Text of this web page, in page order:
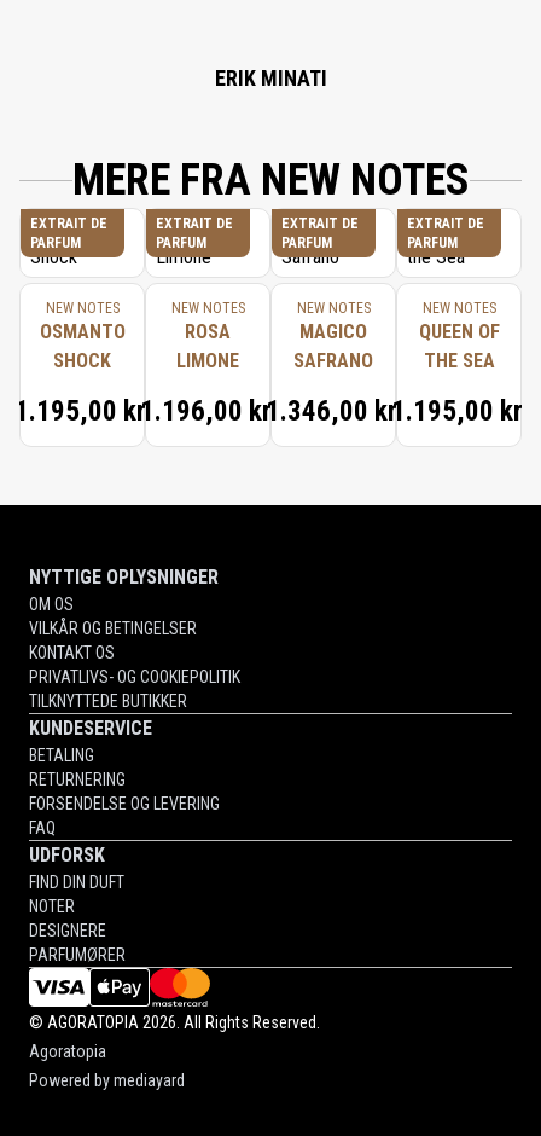
ERIK MINATI
MERE FRA NEW NOTES
EXTRAIT DE
PARFUM
NEW NOTES
OSMANTO
SHOCK
1.195,00 kr.
EXTRAIT DE
PARFUM
NEW NOTES
ROSA
LIMONE
1.196,00 kr.
EXTRAIT DE
PARFUM
NEW NOTES
MAGICO
SAFRANO
1.346,00 kr.
EXTRAIT DE
PARFUM
NEW NOTES
QUEEN OF
THE SEA
1.195,00 kr.
NYTTIGE OPLYSNINGER
OM OS
VILKÅR OG BETINGELSER
KONTAKT OS
PRIVATLIVS- OG COOKIEPOLITIK
TILKNYTTEDE BUTIKKER
KUNDESERVICE
BETALING
RETURNERING
FORSENDELSE OG LEVERING
FAQ
UDFORSK
FIND DIN DUFT
NOTER
DESIGNERE
PARFUMØRER
© AGORATOPIA 2026. All Rights Reserved.
Agoratopia
Powered bymediayard